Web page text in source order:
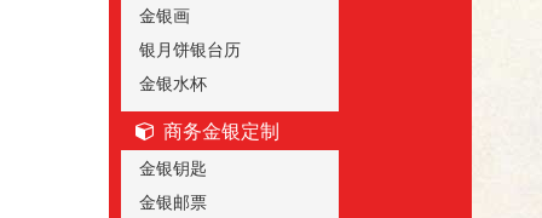
金银画
银月饼银台历
金银水杯
商务金银定制
金银钥匙
金银邮票